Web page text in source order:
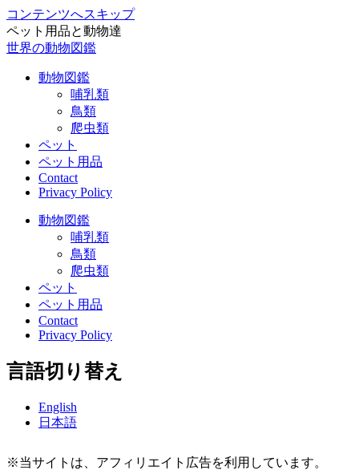
コンテンツへスキップ
ペット用品と動物達
世界の動物図鑑
動物図鑑
哺乳類
鳥類
爬虫類
ペット
ペット用品
Contact
Privacy Policy
動物図鑑
哺乳類
鳥類
爬虫類
ペット
ペット用品
Contact
Privacy Policy
言語切り替え
English
日本語
※当サイトは、アフィリエイト広告を利用しています。